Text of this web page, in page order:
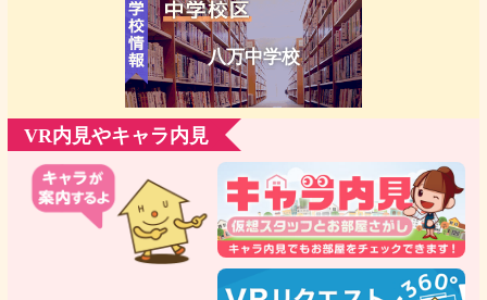
八万中学校
VR内見やキャラ内見